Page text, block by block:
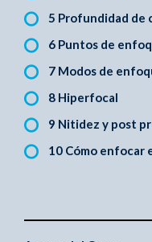
5 Profundidad de
6 Puntos de
7 Modos de
8 Hiperfocal
9 Nitidez y post
10 Cómo enfocar